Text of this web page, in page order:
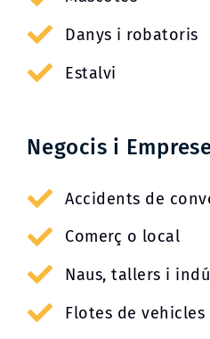
Danys i robatoris
Estalvi
Negocis i
Accidents de
Comerç o local
Naus, tallers i
Flotes de vehicles